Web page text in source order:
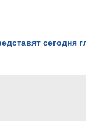
сегодня